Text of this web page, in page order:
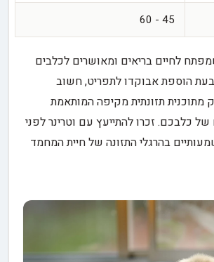
45 - 60
לחיים בריאים ומאושרים לכלבים
בעת הוספת אבוקדו לתפריט, חשוב
מתוכנית תזונתית מקיפה המותאמת
של כלבכם. זכרו להתייעץ עם וטרינר לפני
בהרגלי התזונה של חיית המחמד